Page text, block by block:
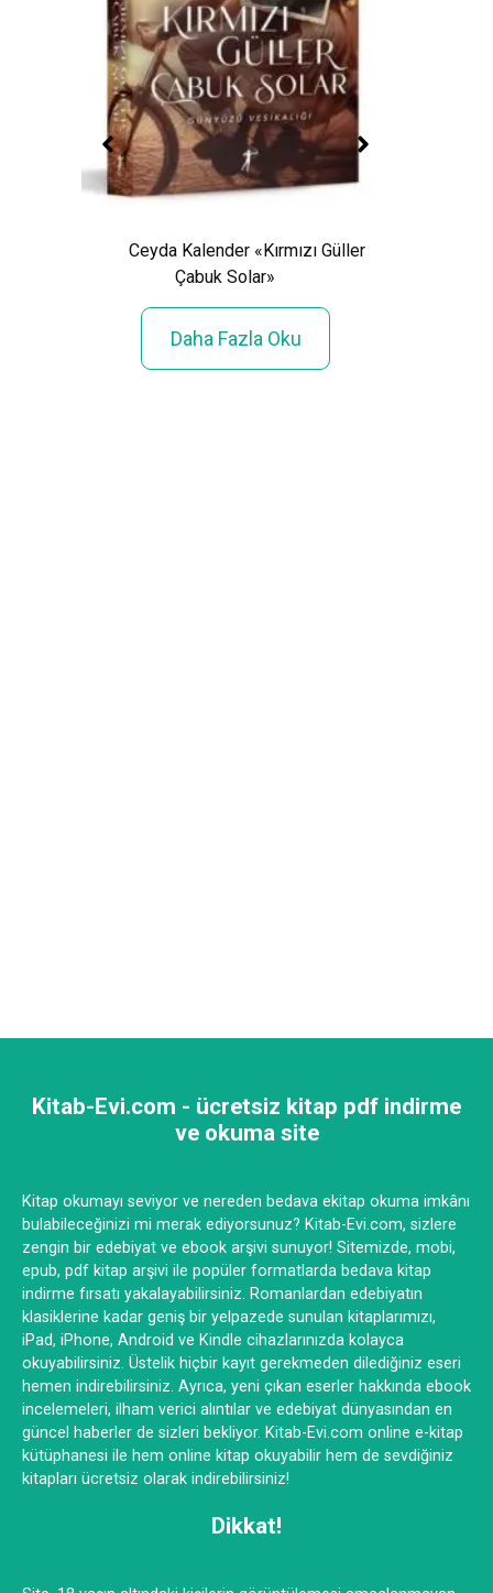
Ceyda Kalender «Kırmızı Güller
Çabuk Solar»
Daha Fazla Oku
Kitab-Evi.com - ücretsiz kitap pdf indirme
ve okuma site
Kitap okumayı seviyor ve nereden bedava ekitap okuma imkânı
bulabileceğinizi mi merak ediyorsunuz? Kitab-Evi.com, sizlere
zengin bir edebiyat ve ebook arşivi sunuyor! Sitemizde, mobi,
epub, pdf kitap arşivi ile popüler formatlarda bedava kitap
indirme fırsatı yakalayabilirsiniz. Romanlardan edebiyatın
klasiklerine kadar geniş bir yelpazede sunulan kitaplarımızı,
iPad, iPhone, Android ve Kindle cihazlarınızda kolayca
okuyabilirsiniz. Üstelik hiçbir kayıt gerekmeden dilediğiniz eseri
hemen indirebilirsiniz. Ayrıca, yeni çıkan eserler hakkında ebook
incelemeleri, ilham verici alıntılar ve edebiyat dünyasından en
güncel haberler de sizleri bekliyor. Kitab-Evi.com online e-kitap
kütüphanesi ile hem online kitap okuyabilir hem de sevdiğiniz
kitapları ücretsiz olarak indirebilirsiniz!
Dikkat!